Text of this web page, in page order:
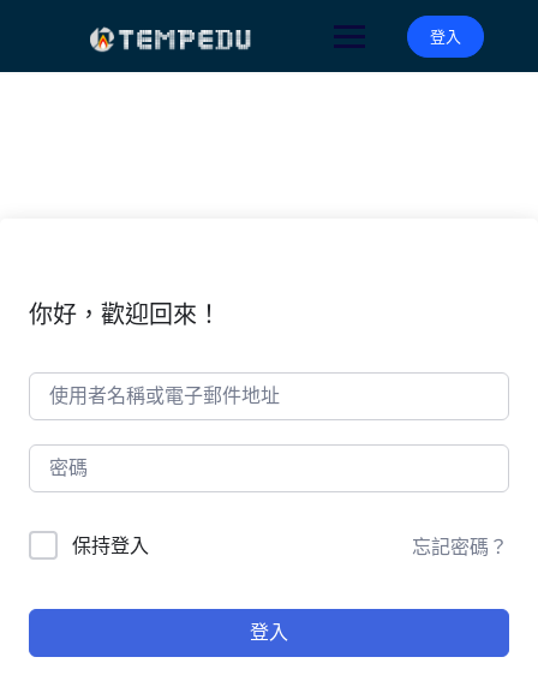
登入
你好，歡迎回來！
保持登入 忘記密碼？
登入